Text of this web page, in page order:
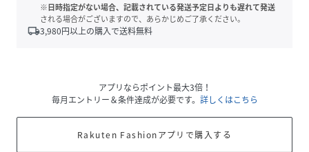
※日時指定がない場合、記載されている発送予定日よりも遅れて発送
される場合がございますので、あらかじめご了承ください。
local_shipping3,980円以上の購入で送料無料
アプリならポイント最大3倍！
毎月エントリー＆条件達成が必要です。 詳しくはこちら
Rakuten Fashionアプリで購入する